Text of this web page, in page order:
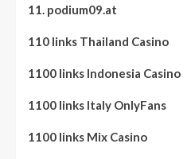
11. podium09.at
110 links Thailand Casino
1100 links Indonesia Casino
1100 links Italy OnlyFans
1100 links Mix Casino